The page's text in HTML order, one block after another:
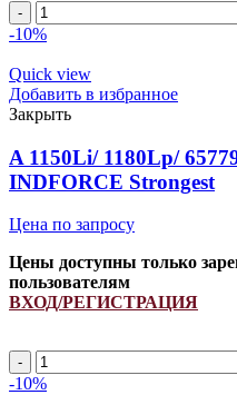
A
1500Li/
ремень
клиновой
INDFORCE
Strongest
quantity
-10%
Quick view
Добавить в избранное
Закрыть
A 1150Li/ 1180Lp/
INDFORCE Strongest
Цена по запросу
Цены доступны только
пользователям
ВХОД/РЕГИСТРАЦИЯ
A
1150Li/
-10%